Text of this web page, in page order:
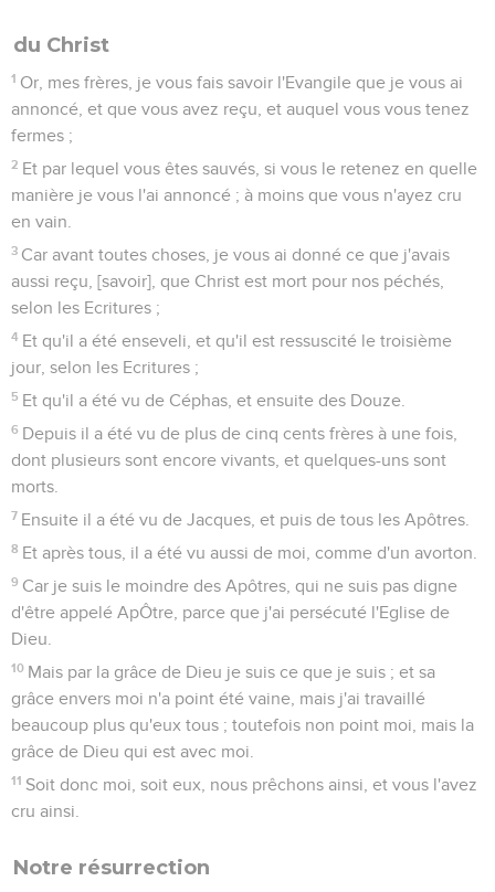
du Christ
1 Or, mes frères, je vous fais savoir l'Evangile que je vous ai
annoncé, et que vous avez reçu, et auquel vous vous tenez
fermes ;
2 Et par lequel vous êtes sauvés, si vous le retenez en quelle
manière je vous l'ai annoncé ; à moins que vous n'ayez cru
en vain.
3 Car avant toutes choses, je vous ai donné ce que j'avais
aussi reçu, [savoir], que Christ est mort pour nos péchés,
selon les Ecritures ;
4 Et qu'il a été enseveli, et qu'il est ressuscité le troisième
jour, selon les Ecritures ;
5 Et qu'il a été vu de Céphas, et ensuite des Douze.
6 Depuis il a été vu de plus de cinq cents frères à une fois,
dont plusieurs sont encore vivants, et quelques-uns sont
morts.
7 Ensuite il a été vu de Jacques, et puis de tous les Apôtres.
8 Et après tous, il a été vu aussi de moi, comme d'un avorton.
9 Car je suis le moindre des Apôtres, qui ne suis pas digne
d'être appelé ApÔtre, parce que j'ai persécuté l'Eglise de
Dieu.
10 Mais par la grâce de Dieu je suis ce que je suis ; et sa
grâce envers moi n'a point été vaine, mais j'ai travaillé
beaucoup plus qu'eux tous ; toutefois non point moi, mais la
grâce de Dieu qui est avec moi.
11 Soit donc moi, soit eux, nous prêchons ainsi, et vous l'avez
cru ainsi.
Notre résurrection